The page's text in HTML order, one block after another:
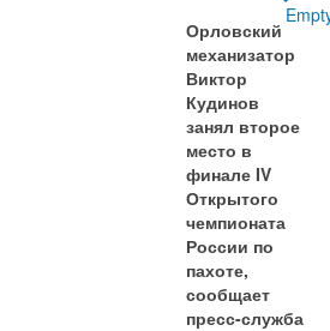
Орловский
механизатор
Виктор
Кудинов
занял второе
место в
финале IV
Открытого
чемпионата
России по
пахоте,
сообщает
пресс-служба